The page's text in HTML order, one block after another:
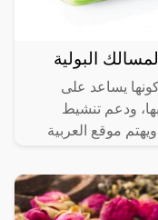
البولية
يساعد على
ودعم تنشيط
موقع العربية